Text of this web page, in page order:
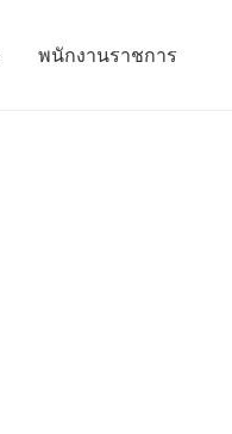
พนักงานราชการ